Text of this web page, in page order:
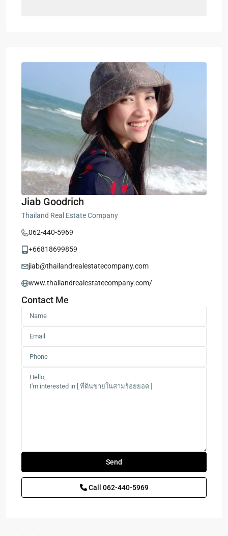
Jiab Goodrich
Thailand Real Estate Company
062-440-5969
+66818699859
jiab@thailandrealestatecompany.com
www.thailandrealestatecompany.com/
Contact Me
Call 062-440-5969
Sam
Yot,
ปราณ